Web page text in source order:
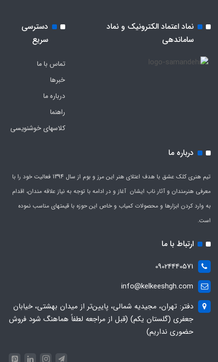
نماد اعتماد الکترونیک و نماد
ساماندهی
دسترسی
سریع
تماس با ما
خبرها
درباره ما
راهنما
کلاسهای خوشنویسی
درباره ما
تیم هنری کلک عشق با هدف اعتلای هنر این مرز و بوم از سال 1394 فعالیت خود را با
معرفی هنرمندان و آثار ناب ایشان آغاز و در ادامه با توجه به نیاز علاقه مندان، اقدام
به وارد کردن ابزارها و محصولات کمیاب و خاص این حوزه با قیمتهای مناسب نموده
است.
ارتباط با ما
09024440571
info@kelkeeshgh.com
دفتر: تهران، مجیدیه شمالی، پایین‌تر از میدان بهشتی، خیابان
جعفری (گلستان یکم) (قبل از مراجعه لطفاً هماهنگ شود فروش
حضوری نداریم)